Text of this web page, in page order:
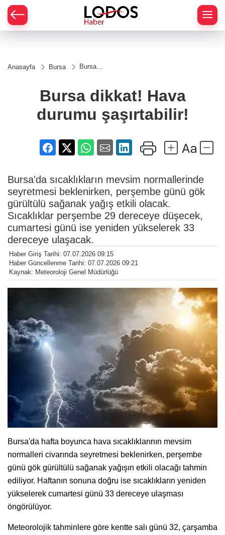
Anasayfa Bursa
Bursa
durumu
şaşırtabilir!
Bursa dikkat! Hava
durumu şaşırtabilir!
Bursa'da sıcaklıkların mevsim normallerinde
seyretmesi beklenirken, perşembe günü gök
gürültülü sağanak yağış etkili olacak.
Sıcaklıklar perşembe 29 dereceye düşecek,
cumartesi günü ise yeniden yükselerek 33
dereceye ulaşacak.
Haber Giriş Tarihi: 07.07.2026 09:15
Haber Güncellenme Tarihi: 07.07.2026 09:21
Kaynak: Meteoroloji Genel Müdürlüğü
Bursa'da hafta boyunca hava sıcaklıklarının mevsim
normalleri civarında seyretmesi beklenirken, perşembe
günü gök gürültülü sağanak yağışın etkili olacağı tahmin
ediliyor. Haftanın sonuna doğru ise sıcaklıkların yeniden
yükselerek cumartesi günü 33 dereceye ulaşması
öngörülüyor.
Meteorolojik tahminlere göre kentte salı günü 32, çarşamba